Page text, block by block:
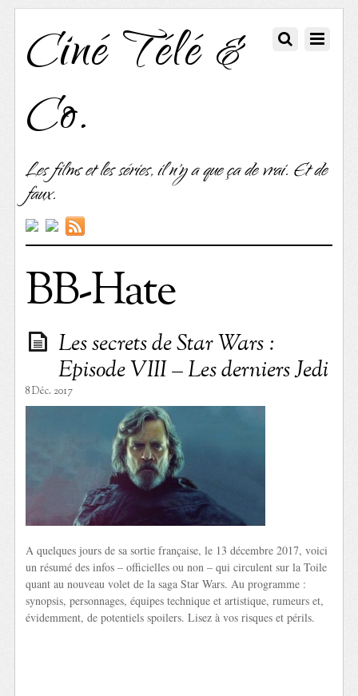
Ciné Télé &
Co.
Les films et les séries, il n'y a que ça de vrai. Et de
faux.
BB-Hate
Les secrets de Star Wars :
Episode VIII – Les derniers Jedi
8 Déc. 2017
A quelques jours de sa sortie française, le 13 décembre 2017, voici
un résumé des infos – officielles ou non – qui circulent sur la Toile
quant au nouveau volet de la saga Star Wars. Au programme :
synopsis, personnages, équipes technique et artistique, rumeurs et,
évidemment, de potentiels spoilers. Lisez à vos risques et périls.